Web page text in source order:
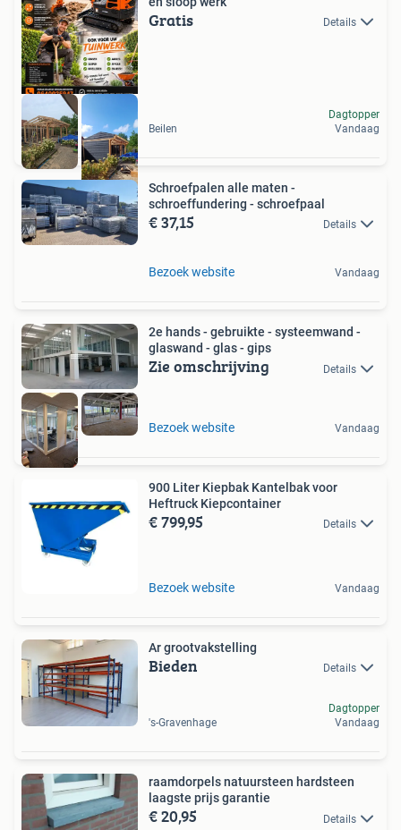
Gratis Details
Beilen
Dagtopper
Vandaag
Schroefpalen alle maten -
schroeffundering - schroefpaal
€ 37,15 Details
Bezoek website Vandaag
2e hands - gebruikte - systeemwand -
glaswand - glas - gips
Zie omschrijving Details
Bezoek website Vandaag
900 Liter Kiepbak Kantelbak voor
Heftruck Kiepcontainer
€ 799,95 Details
Bezoek website Vandaag
Ar grootvakstelling
Bieden Details
's-Gravenhage
Dagtopper
Vandaag
raamdorpels natuursteen hardsteen
laagste prijs garantie
€ 20,95 Details